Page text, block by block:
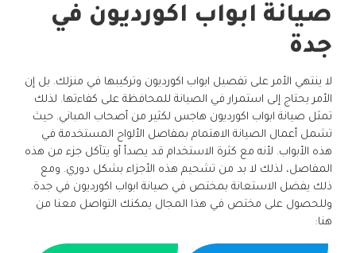
صيانة ابواب اكورديون في
جدة
لا ينتهي الأمر على تفصيل ابواب اكورديون وتركيبها في منزلك. بل إن
الأمر يحتاج إلى استمرار في الصيانة للمحافظة على كفاءتها. لذلك
تمثل صيانة ابواب اكورديون هاجس لكثير من أصحاب المباني. حيث
تشمل أعمال الصيانة الاهتمام بمفاصل الألواح المستخدمة في
هذه الأبواب. لأنه مع كثرة الاستخدام قد يصدأ أو يتآكل جزء من هذه
المفاصل، لذلك لا بد من تشحيم هذه الأجزاء بشكل دوري. ومع
ذلك يفضل الاستعانة بمختص في صيانة ابواب اكورديون في جدة.
وللحصول على مختص في هذا المجال يمكنك التواصل معنا من
هنا: